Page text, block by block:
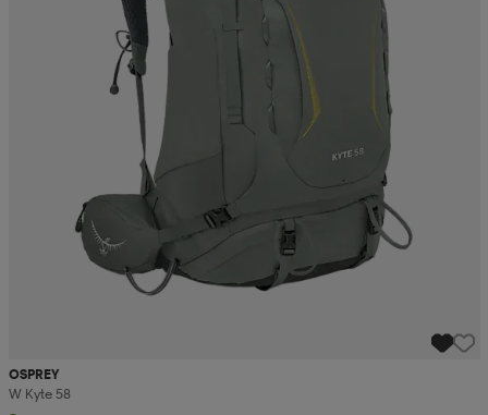
OSPREY
W Kyte 58